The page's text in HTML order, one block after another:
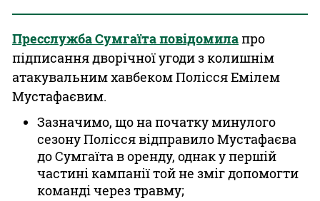
Пресслужба Сумгаїта повідомилапро
підписання дворічної угоди з колишнім
атакувальним хавбеком Полісся Емілем
Мустафаєвим.
Зазначимо, що на початку минулого
сезону Полісся відправило Мустафаєва
до Сумгаїта в оренду, однак у першій
частині кампанії той не зміг допомогти
команді через травму;